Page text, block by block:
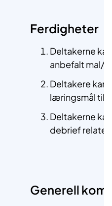
Ferdigheter
Deltakerne
anbefalt mal/
Deltakere kan
læringsmål
Deltakerne
debrief
Generell